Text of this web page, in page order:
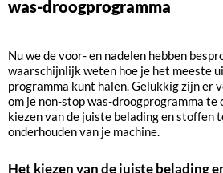
was-droogprogramma
Nu we de voor- en nadelen hebben
waarschijnlijk weten hoe je het meeste
programma kunt halen. Gelukkig zijn er
om je non-stop was-droogprogramma te
kiezen van de juiste belading en stoffen
onderhouden van je machine.
Het kiezen van de juiste belading